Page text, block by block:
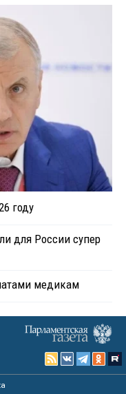
году
для России супер
медикам